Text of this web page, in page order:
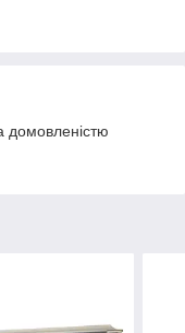
домовленістю